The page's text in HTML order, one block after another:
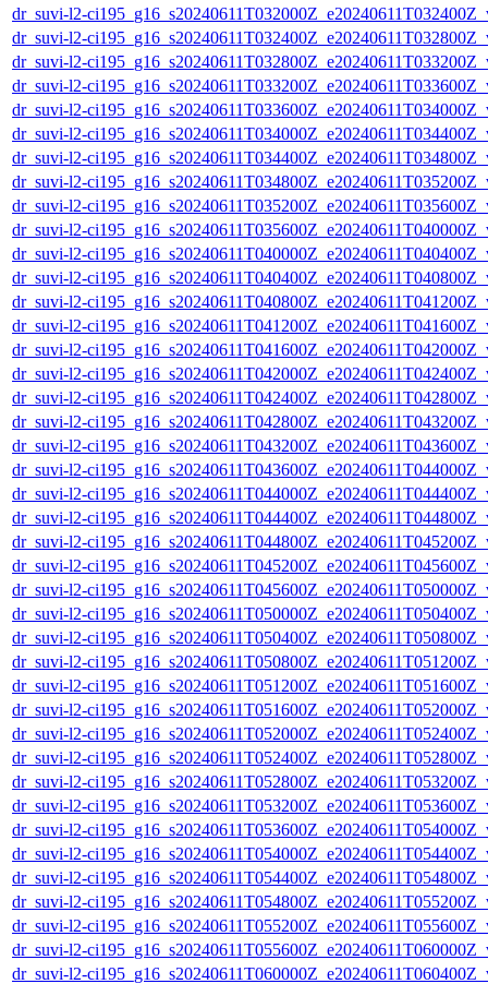
dr_suvi-l2-
dr_suvi-l2-
dr_suvi-l2-
dr_suvi-l2-
dr_suvi-l2-
dr_suvi-l2-
dr_suvi-l2-
dr_suvi-l2-
dr_suvi-l2-
dr_suvi-l2-
dr_suvi-l2-
dr_suvi-l2-
dr_suvi-l2-
dr_suvi-l2-
dr_suvi-l2-
dr_suvi-l2-
dr_suvi-l2-
dr_suvi-l2-
dr_suvi-l2-
dr_suvi-l2-
dr_suvi-l2-
dr_suvi-l2-
dr_suvi-l2-
dr_suvi-l2-
dr_suvi-l2-
dr_suvi-l2-
dr_suvi-l2-
dr_suvi-l2-
dr_suvi-l2-
dr_suvi-l2-
dr_suvi-l2-
dr_suvi-l2-
dr_suvi-l2-
dr_suvi-l2-
dr_suvi-l2-
dr_suvi-l2-
dr_suvi-l2-
dr_suvi-l2-
dr_suvi-l2-
dr_suvi-l2-
dr_suvi-l2-